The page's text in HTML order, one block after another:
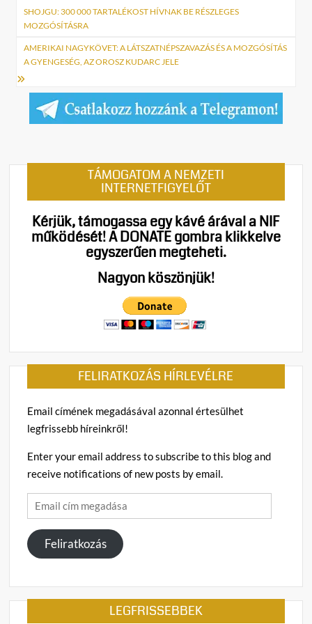
navigáció
SHOJGU: 300 000 TARTALÉKOST HÍVNAK BE RÉSZLEGES
MOZGÓSÍTÁSRA
AMERIKAI NAGYKÖVET: A LÁTSZATNÉPSZAVAZÁS ÉS A MOZGÓSÍTÁS
A GYENGESÉG, AZ OROSZ KUDARC JELE
TÁMOGATOM A NEMZETI
INTERNETFIGYELŐT
Kérjük, támogassa egy kávé árával a NIF
működését!A DONATE gombra klikkelve
egyszerűen megteheti.
Nagyon köszönjük!
FELIRATKOZÁS HÍRLEVÉLRE
Email címének megadásával azonnal értesülhet
legfrissebb híreinkről!
Enter your email address to subscribe to this blog and
receive notifications of new posts by email.
Email
cím
megadása
Feliratkozás
LEGFRISSEBBEK